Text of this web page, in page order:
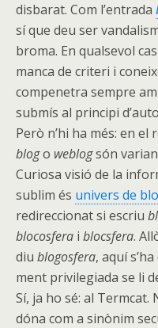
disbarat. Com l’entrada
sí que deu ser
broma. En qualsevol
manca de criteri i
compenetra sempre
submís al principi
Però n’hi ha més: en el
blogo weblogsón
Curiosa visió de la
sublim és univers de
redireccionat si escriu
blocosfera i blocsfera.
diu blogosfera, aquí
ment privilegiada se li
Sí, ja ho sé: al
dóna com a sinònim